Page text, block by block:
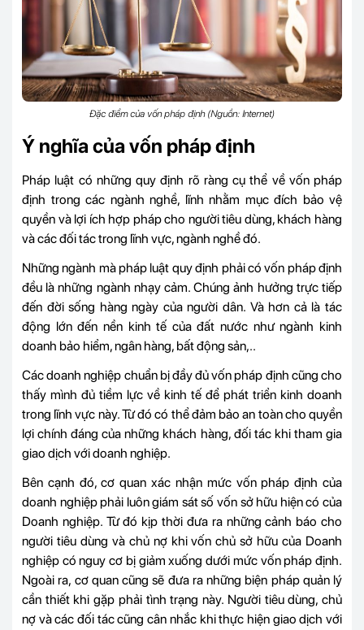
Đặc điểm của vốn pháp định (Nguồn: Internet)
Ý nghĩa của vốn pháp định
Pháp luật có những quy định rõ ràng cụ thể về vốn pháp
định trong các ngành nghề, lĩnh nhằm mục đích bảo vệ
quyền và lợi ích hợp pháp cho người tiêu dùng, khách hàng
và các đối tác trong lĩnh vực, ngành nghề đó.
Những ngành mà pháp luật quy định phải có vốn pháp định
đều là những ngành nhạy cảm. Chúng ảnh hưởng trực tiếp
đến đời sống hàng ngày của người dân. Và hơn cả là tác
động lớn đến nền kinh tế của đất nước như ngành kinh
doanh bảo hiểm, ngân hàng, bất động sản,..
Các doanh nghiệp chuẩn bị đầy đủ vốn pháp định cũng cho
thấy mình đủ tiềm lực về kinh tế để phát triển kinh doanh
trong lĩnh vực này. Từ đó có thể đảm bảo an toàn cho quyền
lợi chính đáng của những khách hàng, đối tác khi tham gia
giao dịch với doanh nghiệp.
Bên cạnh đó, cơ quan xác nhận mức vốn pháp định của
doanh nghiệp phải luôn giám sát số vốn sở hữu hiện có của
Doanh nghiệp. Từ đó kịp thời đưa ra những cảnh báo cho
người tiêu dùng và chủ nợ khi vốn chủ sở hữu của Doanh
nghiệp có nguy cơ bị giảm xuống dưới mức vốn pháp định.
Ngoài ra, cơ quan cũng sẽ đưa ra những biện pháp quản lý
cần thiết khi gặp phải tình trạng này. Người tiêu dùng, chủ
nợ và các đối tác cũng cân nhắc khi thực hiện giao dịch với